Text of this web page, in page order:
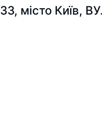
місто Київ,